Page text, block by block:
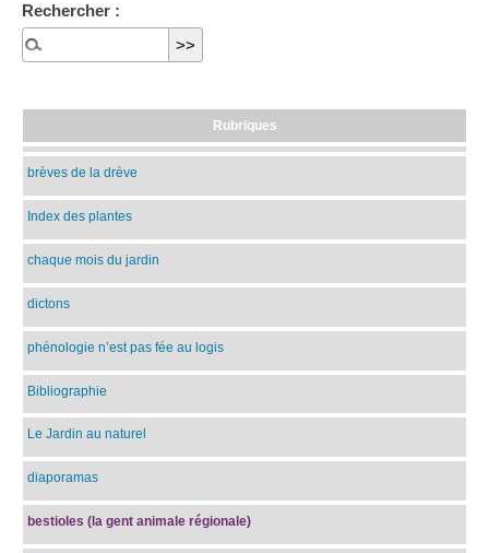
Rechercher :
Rubriques
brèves de la drève
Index des plantes
chaque mois du jardin
dictons
phénologie n’est pas fée au logis
Bibliographie
Le Jardin au naturel
diaporamas
bestioles (la gent animale régionale)